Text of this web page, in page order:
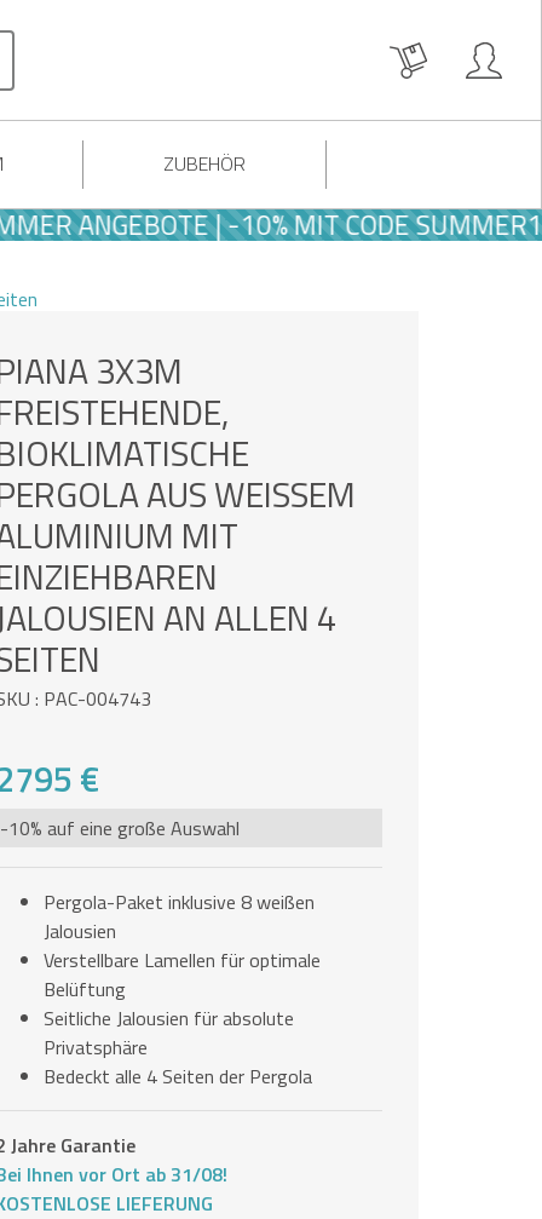
ZUBEHÖR
| -10% MIT CODE SUMMER10
3X3M
AUS WEISSEM A
MIT E
J
AN ALLEN 4 S
: PAC-004743
€
-10% auf eine große Auswahl
Pergola-Paket inklusive 8 weißen
Jalousien
Verstellbare Lamellen für optimale
Belüftung
Seitliche Jalousien für absolute
Privatsphäre
Bedeckt alle 4 Seiten der Pergola
Jahre Garantie
Ihnen vor Ort ab 31/08!
LIEFERUNG